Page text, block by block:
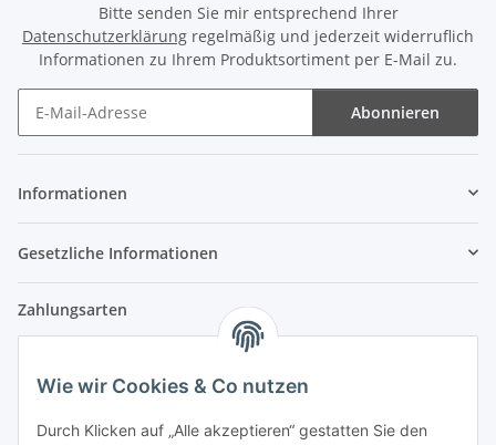
Wie wir Cookies & Co nutzen
Durch Klicken auf „Alle akzeptieren“ gestatten Sie den
Bitte senden Sie mir entsprechend Ihrer
Datenschutzerklärung regelmäßig und jederzeit widerruflich
Informationen zu Ihrem Produktsortiment per E-Mail zu.
Abonnieren
Informationen
Gesetzliche Informationen
Zahlungsarten
Versandpartner